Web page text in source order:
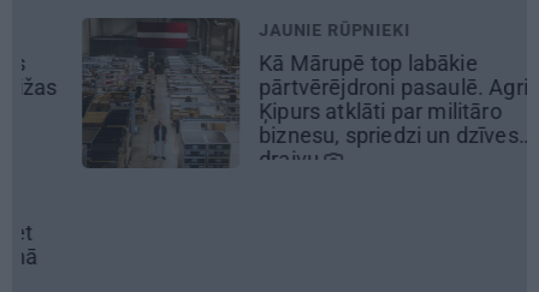
JAUNIE RŪPNIEKI
Kā Mārupē top labākie
pārtvērējdroni pasaulē. Agris
Ķipurs atklāti par militāro
biznesu, spriedzi un dzīves
draivu